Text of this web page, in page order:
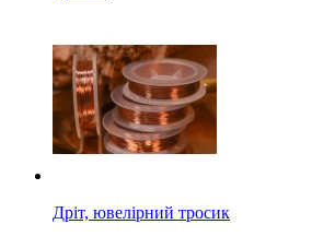
Дріт, ювелірний тросик